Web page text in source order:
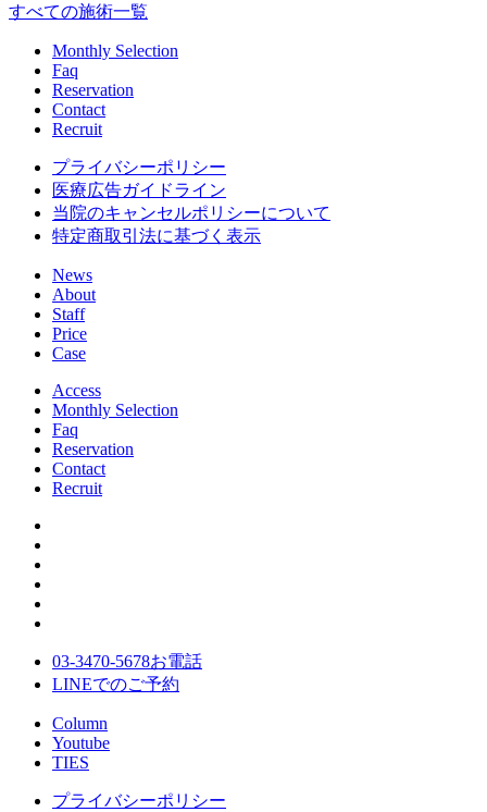
すべての施術一覧
Monthly Selection
Faq
Reservation
Contact
Recruit
プライバシーポリシー
医療広告ガイドライン
当院のキャンセルポリシーについて
特定商取引法に基づく表示
News
About
Staff
Price
Case
Access
Monthly Selection
Faq
Reservation
Contact
Recruit
03-3470-5678お電話
LINEでのご予約
Column
Youtube
TIES
プライバシーポリシー